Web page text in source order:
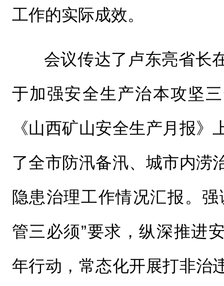
工作的实际成效。
会议传达了卢东亮省长
于加强安全生产治本攻坚
《山西矿山安全生产月报》
了全市防汛备汛、城市内涝
隐患治理工作情况汇报。
管三必须”要求，纵深推进
年行动，常态化开展打非治